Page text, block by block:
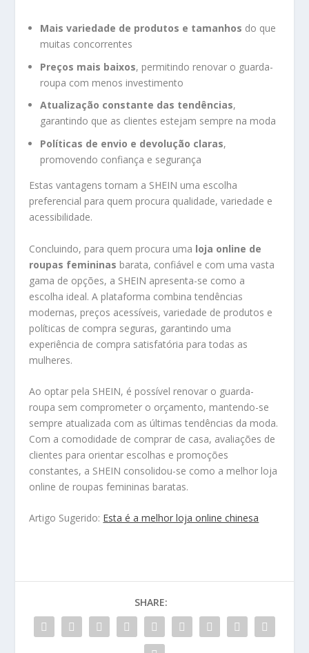
Mais variedade de produtos e tamanhos do que
muitas concorrentes
Preços mais baixos, permitindo renovar o guarda-
roupa com menos investimento
Atualização constante das tendências,
garantindo que as clientes estejam sempre na moda
Políticas de envio e devolução claras,
promovendo confiança e segurança
Estas vantagens tornam a SHEIN uma escolha
preferencial para quem procura qualidade, variedade e
acessibilidade.
Concluindo, para quem procura uma loja online de
roupas femininas barata, confiável e com uma vasta
gama de opções, a SHEIN apresenta-se como a
escolha ideal. A plataforma combina tendências
modernas, preços acessíveis, variedade de produtos e
políticas de compra seguras, garantindo uma
experiência de compra satisfatória para todas as
mulheres.
Ao optar pela SHEIN, é possível renovar o guarda-
roupa sem comprometer o orçamento, mantendo-se
sempre atualizada com as últimas tendências da moda.
Com a comodidade de comprar de casa, avaliações de
clientes para orientar escolhas e promoções
constantes, a SHEIN consolidou-se como a melhor loja
online de roupas femininas baratas.
Artigo Sugerido: Esta é a melhor loja online chinesa
SHARE: